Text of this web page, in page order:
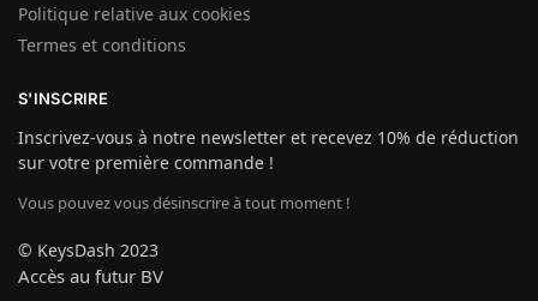
Politique relative aux cookies
Termes et conditions
S'INSCRIRE
Inscrivez-vous à notre newsletter et recevez 10% de réduction
sur votre première commande !
Vous pouvez vous désinscrire à tout moment !
© KeysDash 2023
Accès au futur BV